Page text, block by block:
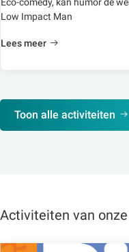
Eco-comedy, kan humor de
Low Impact Man
Lees meer
Toon alle activiteiten
Activiteiten van